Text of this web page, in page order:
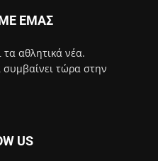
ΕΜΑΣ
τα αθλητικά νέα.
συμβαίνει τώρα στην
US